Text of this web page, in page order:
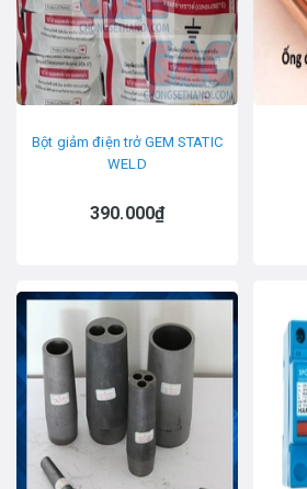
Bột giảm điện trở GEM STATIC
WELD
390.000₫